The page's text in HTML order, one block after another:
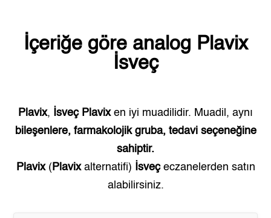
İçeriğe göre analog Plavix
İsveç
Plavix, İsveç Plavixen iyi muadilidir. Muadil, aynı
bileşenlere, farmakolojik gruba, tedavi seçeneğine
sahiptir.
Plavix( Plavixalternatifi) İsveçeczanelerden satın
alabilirsiniz.